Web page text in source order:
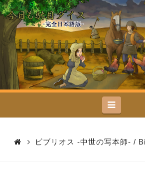
今
日
も
駄
目
ダ
ビブリオス -中世の写本師- /